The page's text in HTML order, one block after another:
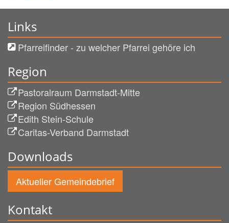
Links
Pfarreifinder - zu welcher Pfarrei gehöre ich
Region
Pastoralraum Darmstadt-Mitte
Region Südhessen
Edith Stein-Schule
Caritas-Verband Darmstadt
Downloads
Aktueller Gemeindebrief
Kontakt